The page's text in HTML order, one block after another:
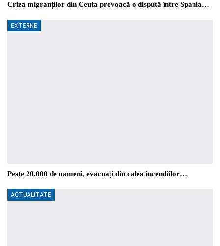
Criza migranților din Ceuta provoacă o dispută între Spania…
EXTERNE
Peste 20.000 de oameni, evacuați din calea incendiilor…
ACTUALITATE